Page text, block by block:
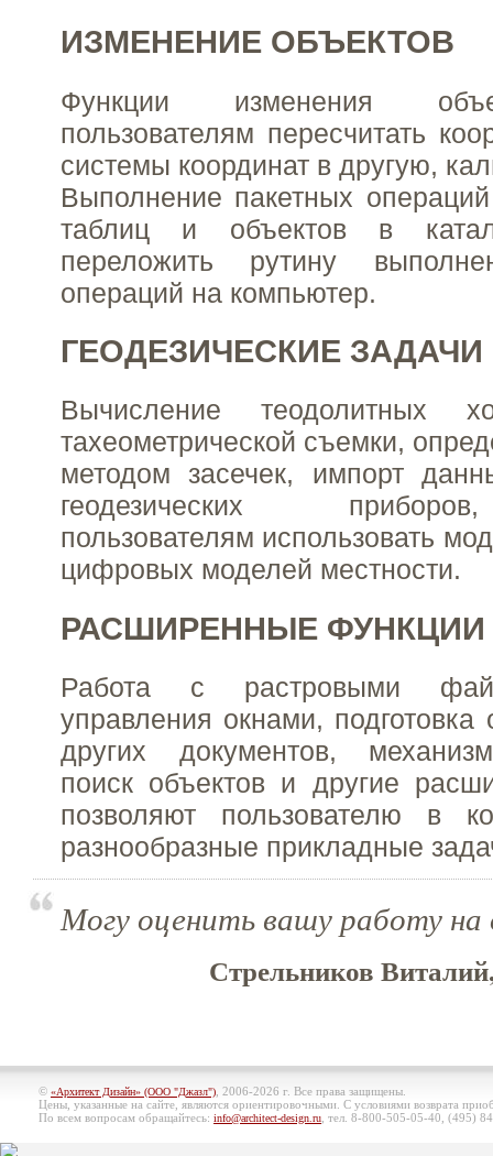
ИЗМЕНЕНИЕ ОБЪЕКТОВ
Функции изменения
пользователям пересчитать
системы координат в другую,
Выполнение пакетных
таблиц и объектов в
переложить рутину
операций на компьютер.
ГЕОДЕЗИЧЕСКИЕ ЗАДАЧИ
Вычисление теодолитных
тахеометрической съемки,
методом засечек, импорт
геодезических
пользователям использовать
цифровых моделей местности.
РАСШИРЕННЫЕ ФУНКЦИИ
Работа с растровыми
управления окнами, подготовка
других документов,
поиск объектов и другие
позволяют пользователю в
разнообразные прикладные
Могу оценить вашу работу на
Стрельников
© «Архитект Дизайн» (ООО "Джазл") , 2006-2026 г. Все права защищены.
Цены, указанные на сайте, являются ориентировочными. С условиями возврата
По всем вопросам обращайтесь: info@architect-design.ru , тел. 8-800-505-05-40, (495)